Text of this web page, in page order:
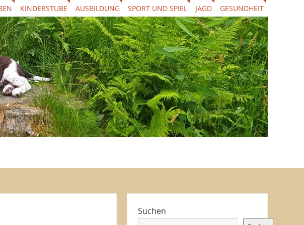
KINDERSTUBE AUSBILDUNG SPORT UND SPIEL JAGD GESUNDHEIT
Suchen